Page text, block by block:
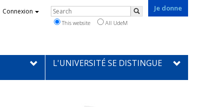
Je donne
Connexion Rechercher
Search
This website All UdeM
L'UNIVERSITÉ SE DISTINGUE